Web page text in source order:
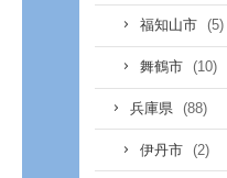
福知山市 (5)
舞鶴市 (10)
兵庫県 (88)
伊丹市 (2)